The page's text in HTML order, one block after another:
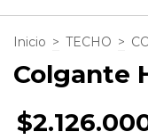
Inicio > TECHO >
Colgante